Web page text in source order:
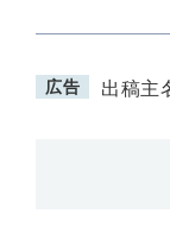
広告 出稿主